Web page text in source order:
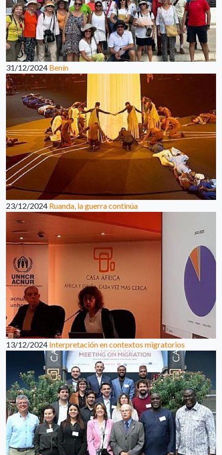
31/12/2024 Benín
23/12/2024 Ruanda, la guerra continúa
13/12/2024 Interpretación en contextos migratorios